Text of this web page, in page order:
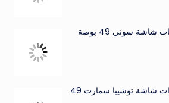
سوني 49 بوصة
أسعار ومواصفات ومميزات شاشة توشيبا سمارت 49